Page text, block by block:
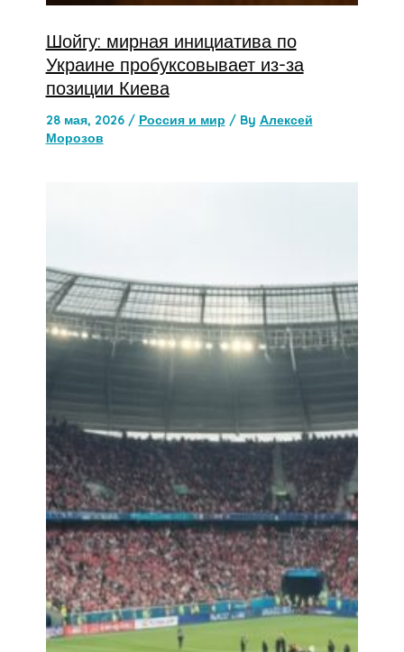
Шойгу: мирная инициатива по
Украине пробуксовывает из-за
позиции Киева
28 мая, 2026 / Россия и мир / By Алексей
Морозов